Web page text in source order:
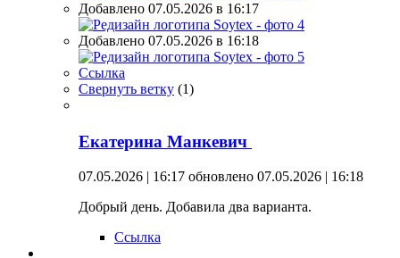
Добавлено 07.05.2026 в 16:17
Добавлено 07.05.2026 в 16:18
Ссылка
Свернуть ветку (1)
Екатерина Манкевич
07.05.2026 | 16:17 обновлено 07.05.2026 | 16:18
Добрый день. Добавила два варианта.
Ссылка